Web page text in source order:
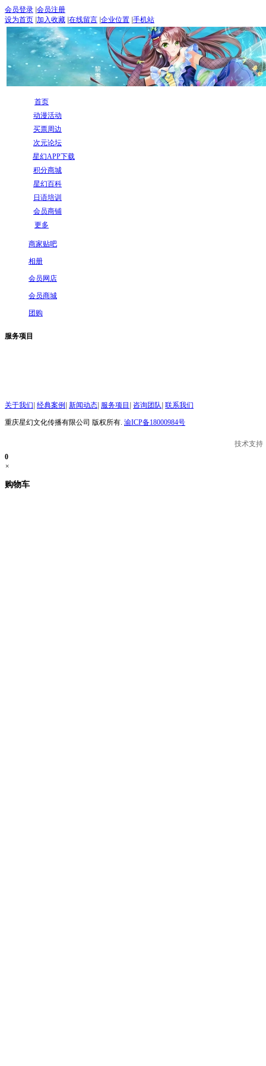
会员登录 会员注册
设为首页 加入收藏 在线留言 企业位置 手机站
首页
动漫活动
买票周边
次元论坛
星幻APP下载
积分商城
星幻百科
日语培训
会员商铺
更多
商家贴吧
相册
会员网店
会员商城
团购
服务项目
关于我们 经典案例 新闻动态 服务项目 咨询团队 联系我们
重庆星幻文化传播有限公司 版权所有. 渝ICP备18000984号
技术支持
0
×
购物车